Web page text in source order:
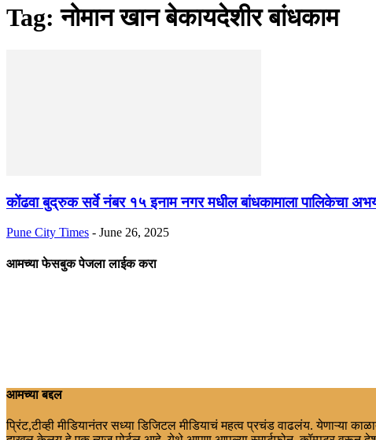
Tag: नोमान खान बेकायदेशीर बांधकाम
कोंढवा बुद्रुक सर्वे नंबर १५ इनाम नगर मधील बांधकामाला पालिकेचा
Pune City Times - June 26, 2025
आमच्या फेसबुक पेजला लाईक करा
आमच्या बद्दल
प्रिंट,टीव्ही मीडियानंतर सध्या डिजिटल मीडियाचं महत्व प्रचंड वाढलंय. येणाऱ्या